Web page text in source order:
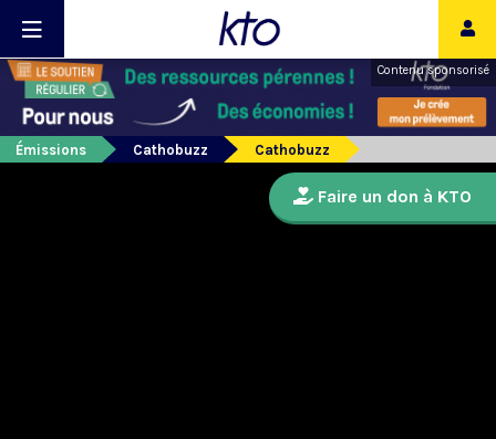
Contenu sponsorisé
Émissions Cathobuzz Cathobuzz
Faire un don à KTO